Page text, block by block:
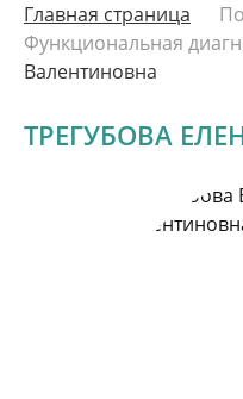
Главная страница
Функциональная
Валентиновна
ТРЕГУБОВА